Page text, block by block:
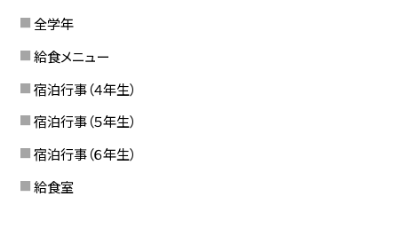
全学年
給食メニュー
宿泊行事（４年生）
宿泊行事（５年生）
宿泊行事（６年生）
給食室